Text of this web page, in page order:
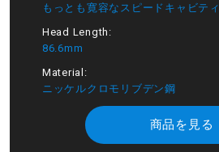
もっとも寛容なスピードキャビティ
Head Length:
86.6mm
Material:
ニッケルクロモリブデン鋼
商品を見る